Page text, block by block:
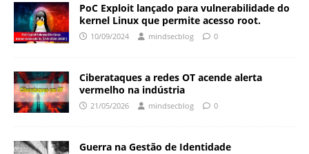
PoC Exploit lançado para vulnerabilidade do
kernel Linux que permite acesso root.
10/09/2024 mindsecblog 0
Ciberataques a redes OT acende alerta
vermelho na indústria
21/05/2026 mindsecblog 0
Guerra na Gestão de Identidade